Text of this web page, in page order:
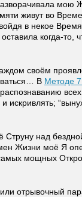
мою
живут во
в некое Время
когда-то,
своём
В Методе
всех
искривлять;
Струну над
Жизни моё Я
мощных
отрывочный